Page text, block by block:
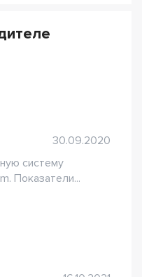
30.09.2020
систему
Показатели...